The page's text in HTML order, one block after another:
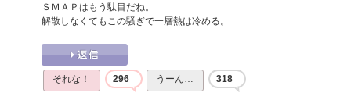
ＳＭＡＰはもう駄目だね。
解散しなくてもこの騒ぎで一層熱は冷める。
それな！ 296 うーん… 318